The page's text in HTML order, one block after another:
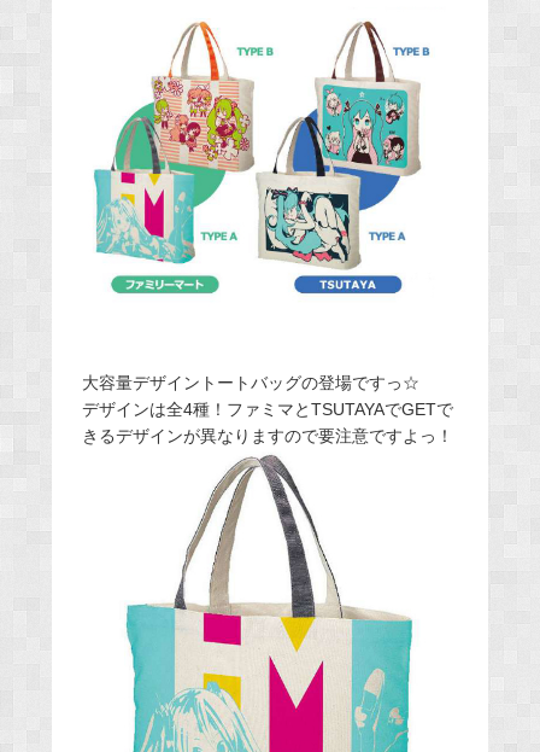
大容量デザイントートバッグの登場ですっ☆
デザインは全4種！ファミマとTSUTAYAでGETで
きるデザインが異なりますので要注意ですよっ！